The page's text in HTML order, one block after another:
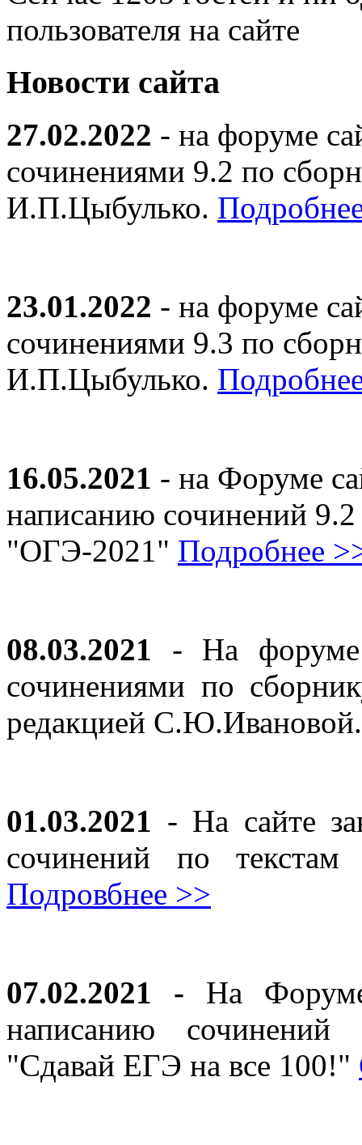
пользователя на сайте
Новости сайта
27.02.2022 - на форуме
сочинениями 9.2 по
И.П.Цыбулько.
23.01.2022 - на форуме
сочинениями 9.3 по
И.П.Цыбулько.
16.05.2021 - на Форуме
написанию сочинений
"ОГЭ-2021" Подробнее
08.03.2021 - На форуме
сочинениями по
редакцией
01.03.2021 - На сайте
сочинений по
Подровбнее >>
07.02.2021 - На
написанию
"Сдавай ЕГЭ на все 100!"